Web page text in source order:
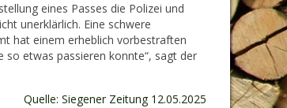
eines Passes die Polizei und
unerklärlich. Eine schwere
hat einem erheblich vorbestraften
so etwas passieren konnte“, sagt der
Quelle: Siegener Zeitung 12.05.2025